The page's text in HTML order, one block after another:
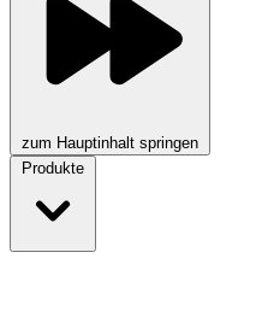
zum Hauptinhalt springen
Produkte